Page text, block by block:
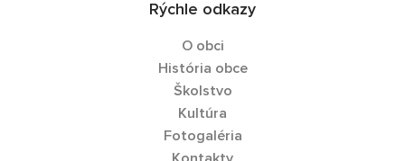
Rýchle odkazy
O obci
História obce
Školstvo
Kultúra
Fotogaléria